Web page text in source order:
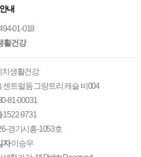
내
01-018
활건강
생활건강
트럴돔 그랑트리 캐슬 비004
81-00031
1522-9731
경기시흥-1053호
자이승우